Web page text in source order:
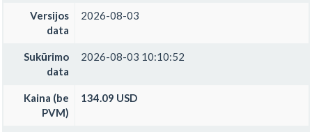
Versijos
data
2026-08-03
Sukūrimo
data
2026-08-03 10:10:52
Kaina (be
PVM)
134.09 USD